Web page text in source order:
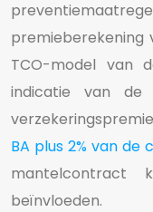
premieberekening
TCO-model van
indicatie van de
BA plus 2% van de
mantelcontract
beïnvloeden.